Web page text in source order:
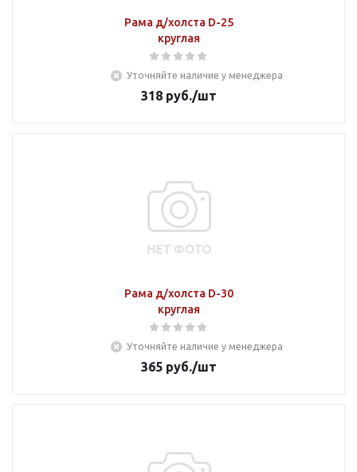
Рама д/холста D-25
круглая
Уточняйте наличие у менеджера
318 руб./шт
Рама д/холста D-30
круглая
Уточняйте наличие у менеджера
365 руб./шт